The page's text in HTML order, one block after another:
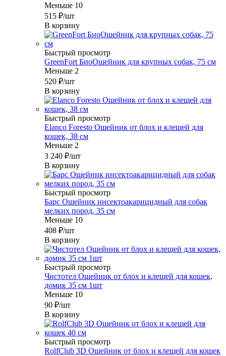
Меньше 10
515 ₽/шт
В корзину
Быстрый просмотр
GreenFort БиоОшейник для крупных собак, 75 см
Меньше 2
520 ₽/шт
В корзину
Быстрый просмотр
Elanco Foresto Ошейник от блох и клещей для
кошек, 38 см
Меньше 2
3 240 ₽/шт
В корзину
Быстрый просмотр
Барс Ошейник инсектоакарицидный для собак
мелких пород, 35 см
Меньше 10
408 ₽/шт
В корзину
Быстрый просмотр
Чистотел Ошейник от блох и клещей для кошек,
домик 35 см 1шт
Меньше 10
90 ₽/шт
В корзину
Быстрый просмотр
RolfClub 3D Ошейник от блох и клещей для кошек